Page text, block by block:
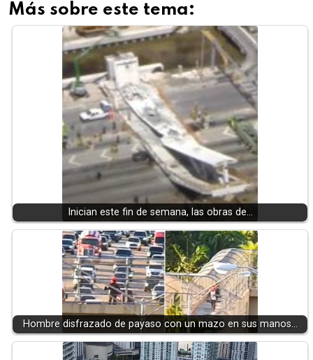
Más sobre este tema:
Inician este fin de semana, las obras de…
Hombre disfrazado de payaso con un mazo en sus manos…